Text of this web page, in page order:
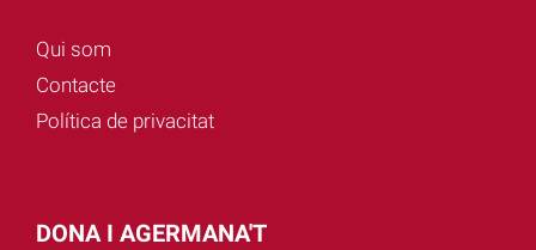
Qui som
Contacte
Política de privacitat
DONA I AGERMANA'T